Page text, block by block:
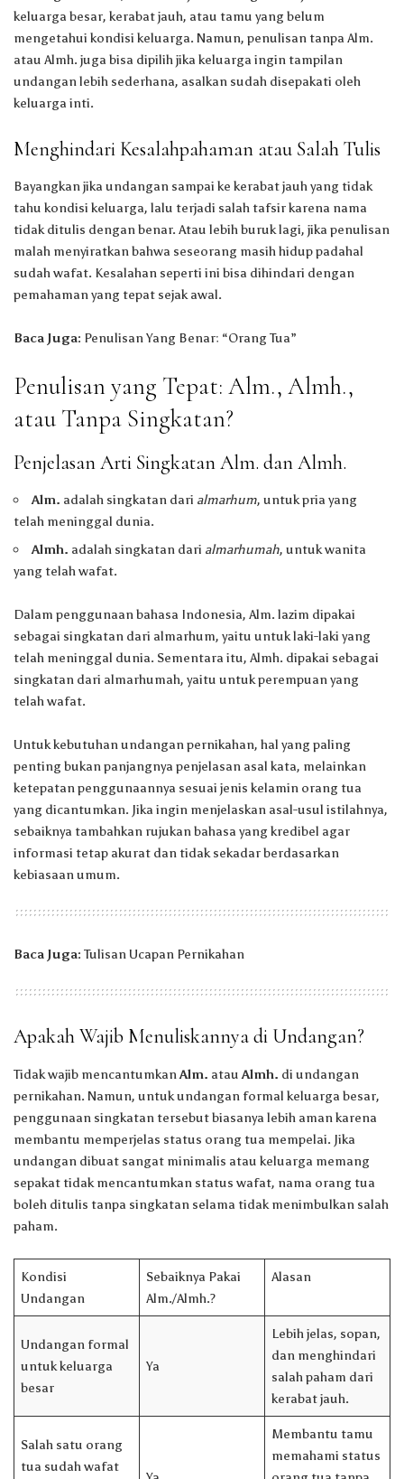
keluarga besar, kerabat jauh, atau tamu yang belum
mengetahui kondisi keluarga. Namun, penulisan tanpa Alm.
atau Almh. juga bisa dipilih jika keluarga ingin tampilan
undangan lebih sederhana, asalkan sudah disepakati oleh
keluarga inti.
Menghindari Kesalahpahaman atau Salah Tulis
Bayangkan jika undangan sampai ke kerabat jauh yang tidak
tahu kondisi keluarga, lalu terjadi salah tafsir karena nama
tidak ditulis dengan benar. Atau lebih buruk lagi, jika penulisan
malah menyiratkan bahwa seseorang masih hidup padahal
sudah wafat. Kesalahan seperti ini bisa dihindari dengan
pemahaman yang tepat sejak awal.
Baca Juga: Penulisan Yang Benar: “Orang Tua”
Penulisan yang Tepat: Alm., Almh.,
atau Tanpa Singkatan?
Penjelasan Arti Singkatan Alm. dan Almh.
Alm. adalah singkatan dari almarhum, untuk pria yang
telah meninggal dunia.
Almh. adalah singkatan dari almarhumah, untuk wanita
yang telah wafat.
Dalam penggunaan bahasa Indonesia, Alm. lazim dipakai
sebagai singkatan dari almarhum, yaitu untuk laki-laki yang
telah meninggal dunia. Sementara itu, Almh. dipakai sebagai
singkatan dari almarhumah, yaitu untuk perempuan yang
telah wafat.
Untuk kebutuhan undangan pernikahan, hal yang paling
penting bukan panjangnya penjelasan asal kata, melainkan
ketepatan penggunaannya sesuai jenis kelamin orang tua
yang dicantumkan. Jika ingin menjelaskan asal-usul istilahnya,
sebaiknya tambahkan rujukan bahasa yang kredibel agar
informasi tetap akurat dan tidak sekadar berdasarkan
kebiasaan umum.
Baca Juga: Tulisan Ucapan Pernikahan
Apakah Wajib Menuliskannya di Undangan?
Tidak wajib mencantumkanAlm. atauAlmh. di undangan
pernikahan. Namun, untuk undangan formal keluarga besar,
penggunaan singkatan tersebut biasanya lebih aman karena
membantu memperjelas status orang tua mempelai. Jika
undangan dibuat sangat minimalis atau keluarga memang
sepakat tidak mencantumkan status wafat, nama orang tua
boleh ditulis tanpa singkatan selama tidak menimbulkan salah
paham.
Kondisi
Undangan
Sebaiknya Pakai
Alm./Almh.?
Alasan
Undangan formal
untuk keluarga
besar
Ya
Lebih jelas, sopan,
dan menghindari
salah paham dari
kerabat jauh.
Salah satu orang
tua sudah wafat
Membantu tamu
memahami status